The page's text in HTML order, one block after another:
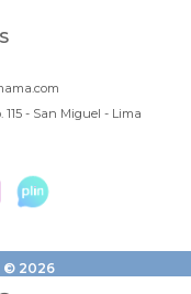
- San Miguel - Lima
© 2026
con